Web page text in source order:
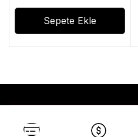
Sepete Ekle